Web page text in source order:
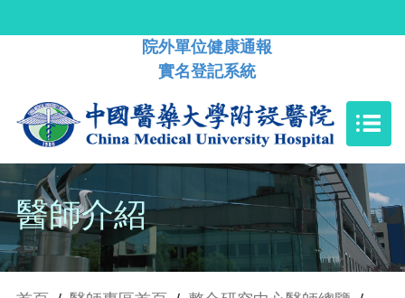
院外單位健康通報
實名登記系統
醫師介紹